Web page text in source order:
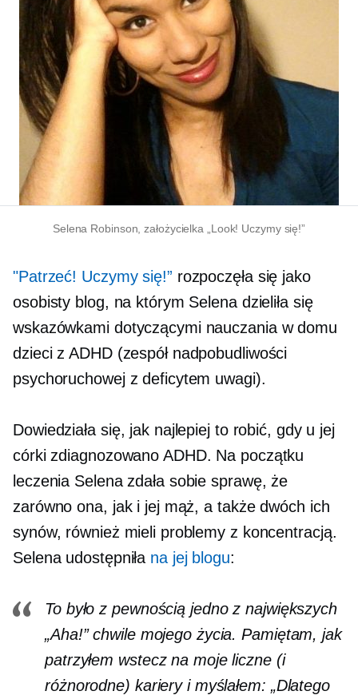
Selena Robinson, założycielka „Look! Uczymy się!”
"Patrzeć! Uczymy się!” rozpoczęła się jako
osobisty blog, na którym Selena dzieliła się
wskazówkami dotyczącymi nauczania w domu
dzieci z ADHD (zespół nadpobudliwości
psychoruchowej z deficytem uwagi).
Dowiedziała się, jak najlepiej to robić, gdy u jej
córki zdiagnozowano ADHD. Na początku
leczenia Selena zdała sobie sprawę, że
zarówno ona, jak i jej mąż, a także dwóch ich
synów, również mieli problemy z koncentracją.
Selena udostępniła na jej blogu:
To było z pewnością jedno z największych
„Aha!” chwile mojego życia. Pamiętam, jak
patrzyłem wstecz na moje liczne (i
różnorodne) kariery i myślałem: „Dlatego